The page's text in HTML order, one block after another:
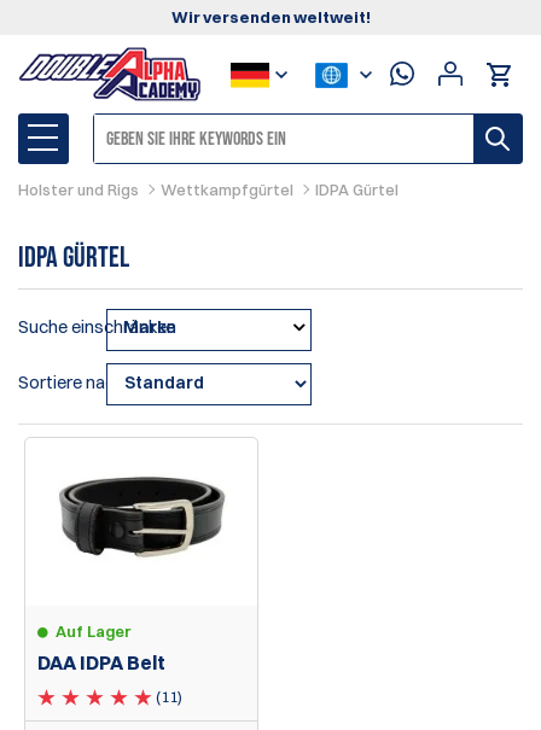
Wir versenden weltweit!
Holster und Rigs Wettkampfgürtel IDPA Gürtel
IDPA Gürtel
Suche einschränken
Marke
Sortiere nach
Auf Lager
DAA IDPA Belt
(11)